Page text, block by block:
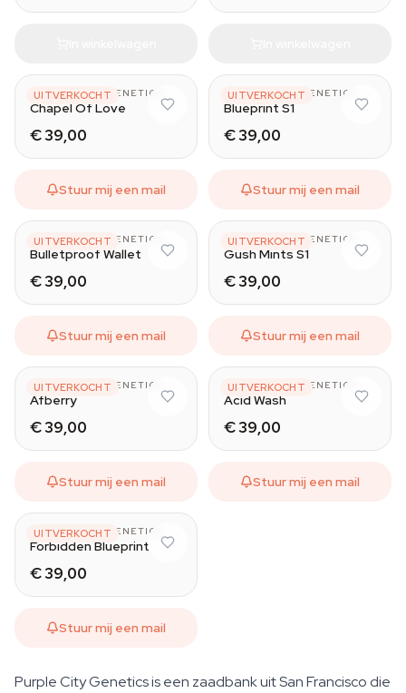
UITVERKOCHT
PURPLE CITY GENETICS
Chapel Of Love
€ 39,00
Stuur mij een mail
UITVERKOCHT
PURPLE CITY GENETICS
Blueprint S1
€ 39,00
Stuur mij een mail
UITVERKOCHT
PURPLE CITY GENETICS
Bulletproof Wallet
€ 39,00
Stuur mij een mail
UITVERKOCHT
PURPLE CITY GENETICS
Gush Mints S1
€ 39,00
Stuur mij een mail
UITVERKOCHT
PURPLE CITY GENETICS
Afberry
€ 39,00
Stuur mij een mail
UITVERKOCHT
PURPLE CITY GENETICS
Acid Wash
€ 39,00
Stuur mij een mail
UITVERKOCHT
PURPLE CITY GENETICS
Forbidden Blueprint
€ 39,00
Stuur mij een mail
Purple City Genetics is een zaadbank uit San Francisco die